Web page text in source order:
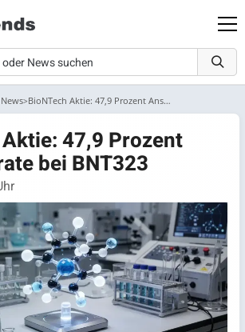
BioNTech Aktie: 47,9 Prozent Ansprechrate bei BNT323
47,9 Prozent
bei BNT323